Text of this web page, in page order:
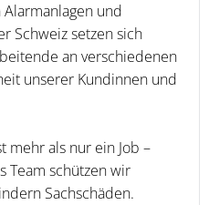
und
Schweiz setzen sich
an verschiedenen
unserer Kundinnen und
mehr als nur ein Job –
Team schützen wir
Sachschäden.